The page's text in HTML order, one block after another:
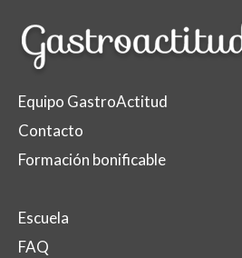
Equipo GastroActitud
Contacto
Formación bonificable
Escuela
FAQ